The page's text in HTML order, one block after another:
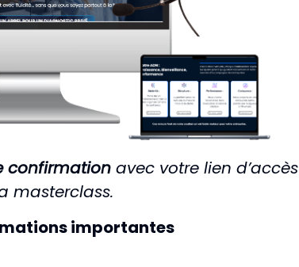
confirmation avec votre lien d’accès
masterclass.
importantes